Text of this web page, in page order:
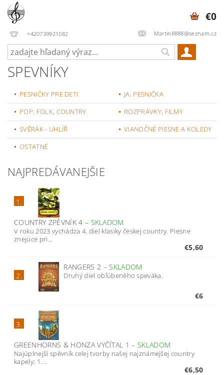
+420739921082 Martin8888@seznam.cz
€0
SPEVNÍKY
PESNIČKY PRE DETI
JA, PESNIČKA
POP, FOLK, COUNTRY
ROZPRÁVKY, FILMY
SVĚRÁK - UHLÍŘ
VIANOČNÉ PIESNE A KOLEDY
OSTATNÉ
NAJPREDÁVANEJŠIE
1.
COUNTRY ZPĚVNÍK 4 – SKLADOM
V roku 2023 vychádza 4. diel klasiky českej country. Piesne
znejúce pri...
€5,60
2.
RANGERS 2 –SKLADOM
Druhý diel obľúbeného speváka.
€6
3.
GREENHORNS & HONZA VYČÍTAL 1–SKLADOM
Najúplnejší spěvník celej tvorby našej najznámejšej country
kapely; 1....
€6,50